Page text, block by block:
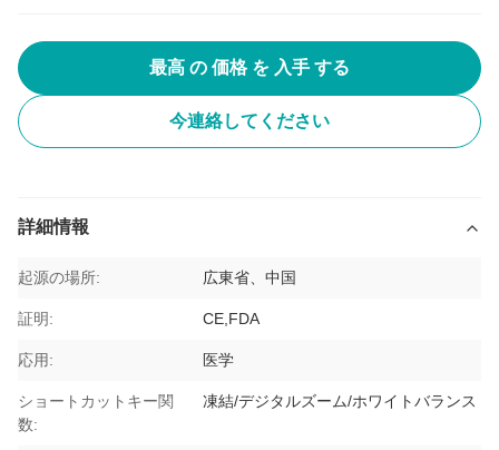
最高 の 価格 を 入手 する
今連絡してください
詳細情報
起源の場所: 広東省、中国
証明: CE,FDA
応用: 医学
ショートカットキー関
数:
凍結/デジタルズーム/ホワイトバランス